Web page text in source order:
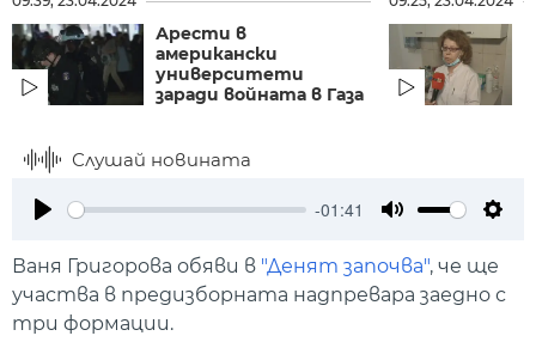
Арести в
американски
университети
заради войната в Газа
Слушай новината
-01:41
Ваня Григорова обяви в "Денят започва", че ще
участва в предизборната надпревара заедно с
три формации.